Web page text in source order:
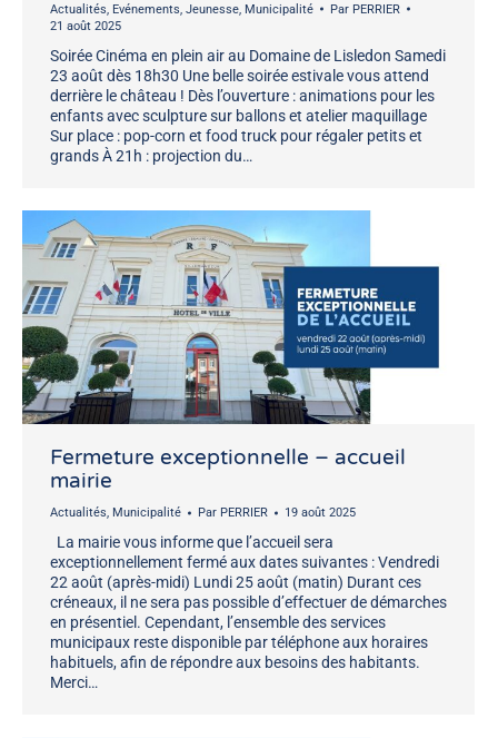
Actualités, Evénements, Jeunesse, Municipalité Par PERRIER
21 août 2025
Soirée Cinéma en plein air au Domaine de Lisledon Samedi
23 août dès 18h30 Une belle soirée estivale vous attend
derrière le château ! Dès l’ouverture : animations pour les
enfants avec sculpture sur ballons et atelier maquillage
Sur place : pop-corn et food truck pour régaler petits et
grands À 21h : projection du…
Fermeture exceptionnelle – accueil
mairie
Actualités, Municipalité Par PERRIER 19 août 2025
La mairie vous informe que l’accueil sera
exceptionnellement fermé aux dates suivantes : Vendredi
22 août (après-midi) Lundi 25 août (matin) Durant ces
créneaux, il ne sera pas possible d’effectuer de démarches
en présentiel. Cependant, l’ensemble des services
municipaux reste disponible par téléphone aux horaires
habituels, afin de répondre aux besoins des habitants.
Merci…